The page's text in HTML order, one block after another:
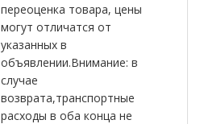
переоценка товара, цены
могут отличатся от
указанных в
объявлении.Внимание: в
случае
возврата,транспортные
расходы в оба конца не